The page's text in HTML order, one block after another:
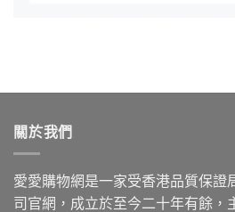
關於我們
愛愛購物網是一家受香港品質保證
司官網，成立於至今二十年有餘，